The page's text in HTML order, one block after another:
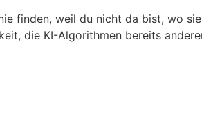
finden, weil du nicht da bist, wo
die KI-Algorithmen bereits